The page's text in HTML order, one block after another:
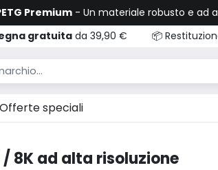
Premium - Un materiale robusto e ad
gratuitada 39,90 € 📦
Offerte speciali
/ 8K ad alta risoluzione